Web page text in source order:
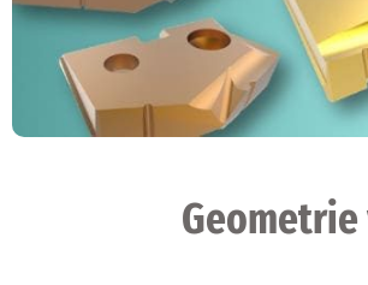
Geometrie